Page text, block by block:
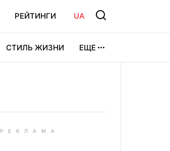
РЕЙТИНГИ UA
СТИЛЬ ЖИЗНИ ЕЩЕ